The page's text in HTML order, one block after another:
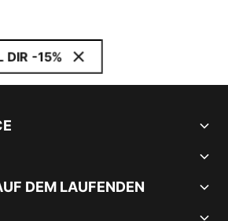
DIR -15%
DEM LAUFENDEN